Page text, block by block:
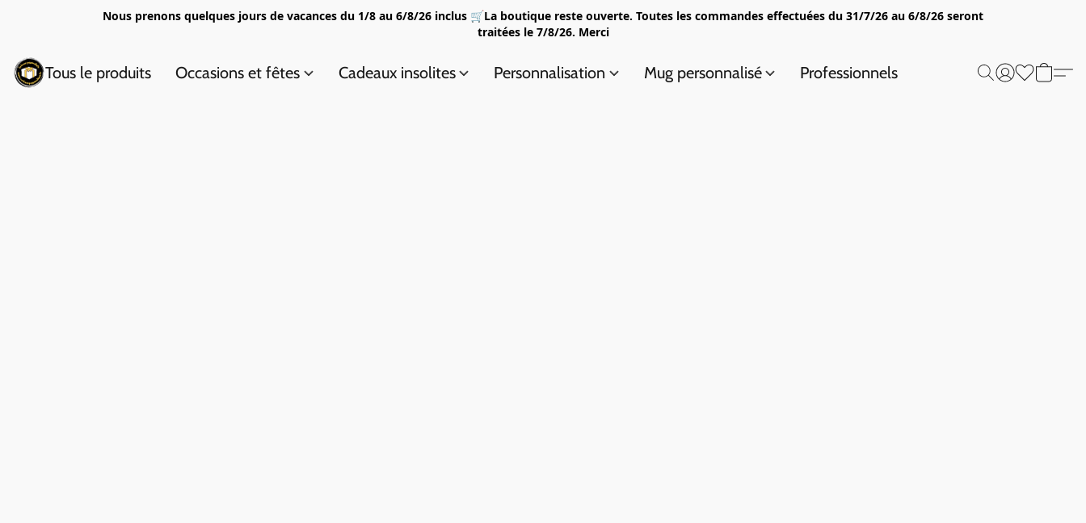
Nous prenons quelques jours de vacances du 1/8 au 6/8/26 inclus 🛒La boutique reste ouverte. Toutes les commandes effectuées du 31/7/26 au 6/8/26 seront
traitées le 7/8/26. Merci
Tous le produits Occasions et fêtes Cadeaux insolites Personnalisation Mug personnalisé Professionnels